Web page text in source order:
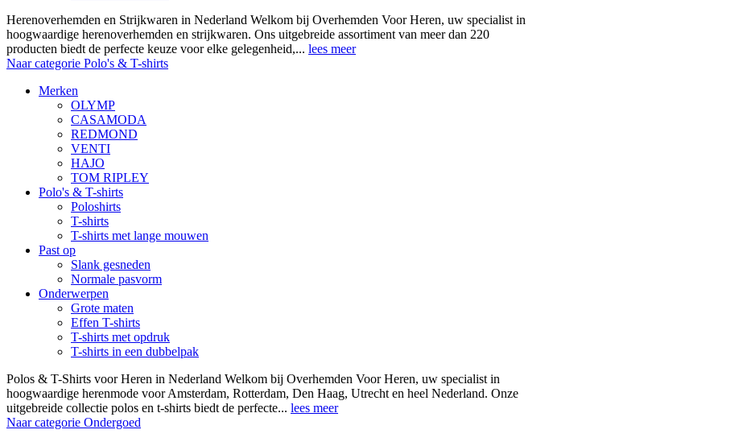
Herenoverhemden en Strijkwaren in Nederland Welkom bij Overhemden Voor Heren, uw specialist in
hoogwaardige herenoverhemden en strijkwaren. Ons uitgebreide assortiment van meer dan 220
producten biedt de perfecte keuze voor elke gelegenheid,... lees meer
Naar categorie Polo's & T-shirts
Merken
OLYMP
CASAMODA
REDMOND
VENTI
HAJO
TOM RIPLEY
Polo's & T-shirts
Poloshirts
T-shirts
T-shirts met lange mouwen
Past op
Slank gesneden
Normale pasvorm
Onderwerpen
Grote maten
Effen T-shirts
T-shirts met opdruk
T-shirts in een dubbelpak
Polos & T-Shirts voor Heren in Nederland Welkom bij Overhemden Voor Heren, uw specialist in
hoogwaardige herenmode voor Amsterdam, Rotterdam, Den Haag, Utrecht en heel Nederland. Onze
uitgebreide collectie polos en t-shirts biedt de perfecte... lees meer
Naar categorie Ondergoed